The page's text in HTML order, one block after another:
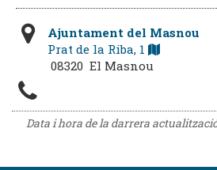
Ajuntament del Masnou
Prat de la Riba, 1
08320 El Masnou
Data i hora de la darrera